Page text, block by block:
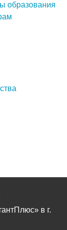
образования
в г.